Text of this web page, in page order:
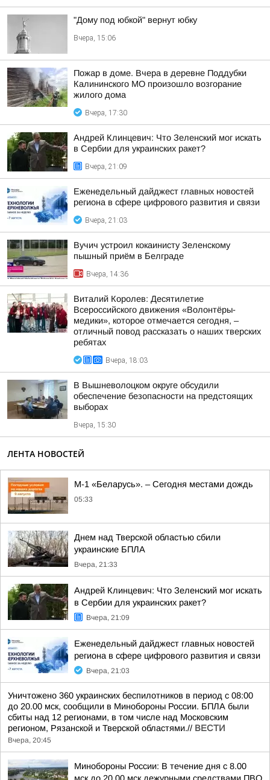
"Дому под юбкой" вернут юбку
Вчера, 15:06
Пожар в доме. Вчера в деревне Поддубки
Калининского МО произошло возгорание
жилого дома
Вчера, 17:30
Андрей Клинцевич: Что Зеленский мог искать
в Сербии для украинских ракет?
Вчера, 21:09
Еженедельный дайджест главных новостей
региона в сфере цифрового развития и связи
Вчера, 21:03
Вучич устроил кокаинисту Зеленскому
пышный приём в Белграде
Вчера, 14:36
Виталий Королев: Десятилетие
Всероссийского движения «Волонтёры-
медики», которое отмечается сегодня, –
отличный повод рассказать о наших тверских
ребятах
Вчера, 18:03
В Вышневолоцком округе обсудили
обеспечение безопасности на предстоящих
выборах
Вчера, 15:30
ЛЕНТА НОВОСТЕЙ
М-1 «Беларусь». – Сегодня местами дождь
05:33
Днем над Тверской областью сбили
украинские БПЛА
Вчера, 21:33
Андрей Клинцевич: Что Зеленский мог искать
в Сербии для украинских ракет?
Вчера, 21:09
Еженедельный дайджест главных новостей
региона в сфере цифрового развития и связи
Вчера, 21:03
Уничтожено 360 украинских беспилотников в период с 08:00
до 20.00 мск, сообщили в Минобороны России. БПЛА были
сбиты над 12 регионами, в том числе над Московским
регионом, Рязанской и Тверской областями.// ВЕСТИ
Вчера, 20:45
Минобороны России: В течение дня с 8.00